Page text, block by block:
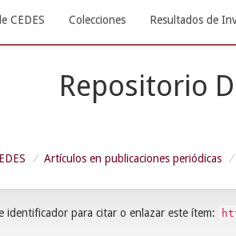
CEDES Colecciones Resultados de
Repositorio
Artículos en publicaciones periódicas
identificador para citar o enlazar este ítem: